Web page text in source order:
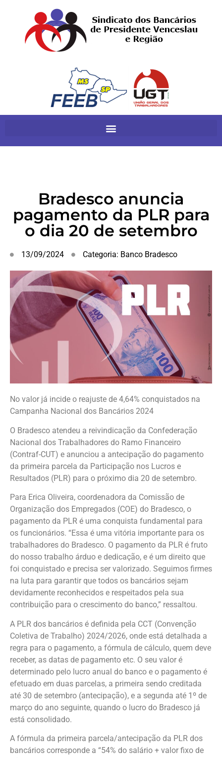
Bradesco anuncia
pagamento da PLR para
o dia 20 de setembro
13/09/2024 Categoria: Banco Bradesco
No valor já incide o reajuste de 4,64% conquistados na
Campanha Nacional dos Bancários 2024
O Bradesco atendeu a reivindicação da Confederação
Nacional dos Trabalhadores do Ramo Financeiro
(Contraf-CUT) e anunciou a antecipação do pagamento
da primeira parcela da Participação nos Lucros e
Resultados (PLR) para o próximo dia 20 de setembro.
Para Erica Oliveira, coordenadora da Comissão de
Organização dos Empregados (COE) do Bradesco, o
pagamento da PLR é uma conquista fundamental para
os funcionários. “Essa é uma vitória importante para os
trabalhadores do Bradesco. O pagamento da PLR é fruto
do nosso trabalho árduo e dedicação, e é um direito que
foi conquistado e precisa ser valorizado. Seguimos firmes
na luta para garantir que todos os bancários sejam
devidamente reconhecidos e respeitados pela sua
contribuição para o crescimento do banco,” ressaltou.
A PLR dos bancários é definida pela CCT (Convenção
Coletiva de Trabalho) 2024/2026, onde está detalhada a
regra para o pagamento, a fórmula de cálculo, quem deve
receber, as datas de pagamento etc. O seu valor é
determinado pelo lucro anual do banco e o pagamento é
efetuado em duas parcelas, a primeira sendo creditada
até 30 de setembro (antecipação), e a segunda até 1º de
março do ano seguinte, quando o lucro do Bradesco já
está consolidado.
A fórmula da primeira parcela/antecipação da PLR dos
bancários corresponde a “54% do salário + valor fixo de